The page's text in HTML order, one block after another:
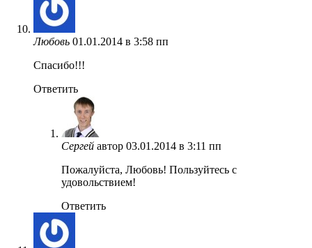
Любовь 01.01.2014 в 3:58 пп
Спасибо!!!
Ответить
Сергей автор 03.01.2014 в 3:11 пп
Пожалуйста, Любовь! Пользуйтесь с
удовольствием!
Ответить